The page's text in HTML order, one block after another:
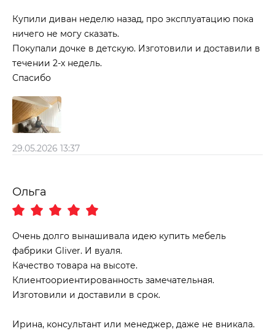
Купили диван неделю назад, про эксплуатацию пока
ничего не могу сказать.
Покупали дочке в детскую. Изготовили и доставили в
течении 2-х недель.
Спасибо
29.05.2026 13:37
Ольга
Очень долго вынашивала идею купить мебель
фабрики Gliver. И вуаля.
Качество товара на высоте.
Клиентоориентированность замечательная.
Изготовили и доставили в срок.
Ирина, консультант или менеджер, даже не вникала.